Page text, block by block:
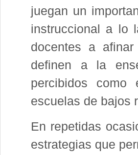
juegan un
instruccional a lo
docentes a
definen a la
percibidos como
escuelas de bajos
En repetidas
estrategias que